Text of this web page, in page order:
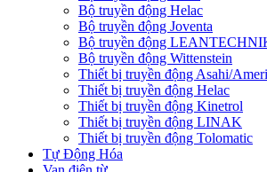
Bộ truyền động Helac
Bộ truyền động Joventa
Bộ truyền động
Bộ truyền động Wittenstein
Thiết bị truyền động Asahi/
Thiết bị truyền động Helac
Thiết bị truyền động Kinetrol
Thiết bị truyền động LINAK
Thiết bị truyền động Tolomatic
Tự Động Hóa